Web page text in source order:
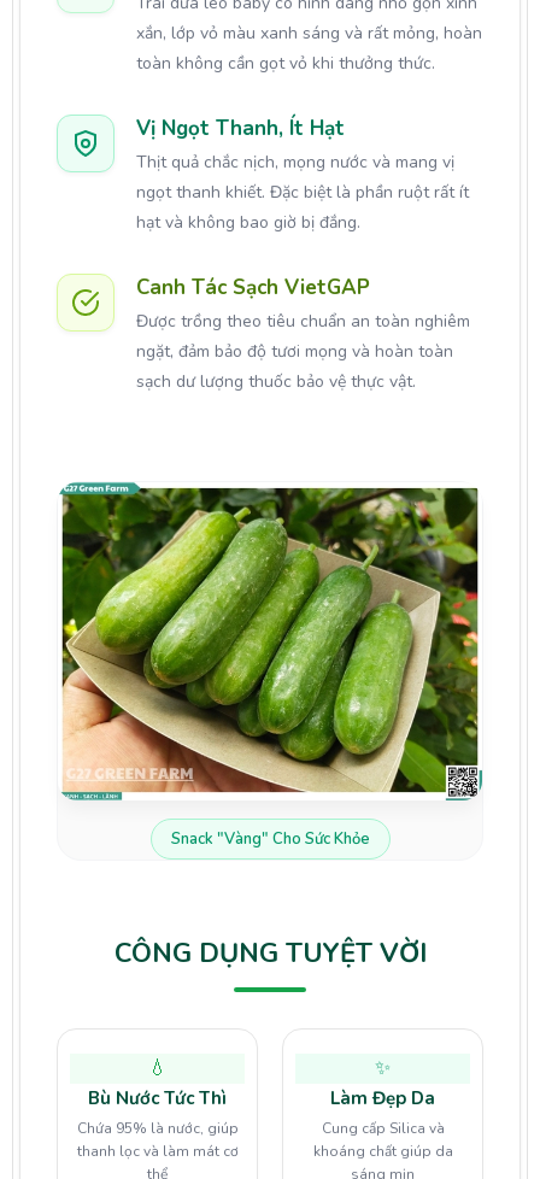
xắn, lớp vỏ màu xanh sáng và rất mỏng, hoàn
toàn không cần gọt vỏ khi thưởng thức.
Vị Ngọt Thanh, Ít Hạt
Thịt quả chắc nịch, mọng nước và mang vị
ngọt thanh khiết. Đặc biệt là phần ruột rất ít
hạt và không bao giờ bị đắng.
Canh Tác Sạch VietGAP
Được trồng theo tiêu chuẩn an toàn nghiêm
ngặt, đảm bảo độ tươi mọng và hoàn toàn
sạch dư lượng thuốc bảo vệ thực vật.
Snack "Vàng" Cho Sức Khỏe
CÔNG DỤNG TUYỆT VỜI
💧
Bù Nước Tức Thì
Chứa 95% là nước, giúp
thanh lọc và làm mát cơ
thể
✨
Làm Đẹp Da
Cung cấp Silica và
khoáng chất giúp da
sáng mịn